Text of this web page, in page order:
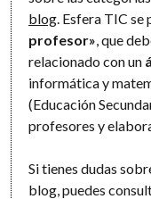
blog . Esfera TIC
profesor» , que
relacionado con un
informática y
(Educación
profesores y
Si tienes dudas
blog, puedes